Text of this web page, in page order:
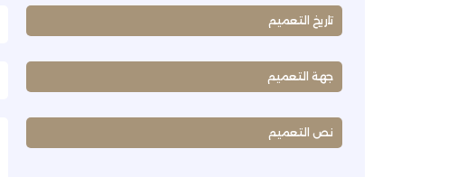
تاريخ التعميم
جهة التعميم
نص التعميم